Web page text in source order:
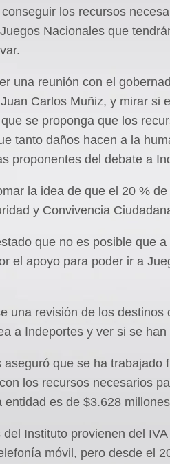
los recursos
Nacionales que
una reunión con el
Carlos Muñiz, y mirar si
se proponga que los
tanto daños hacen a la
proponentes del debate a
la idea de que el 20 %
y Convivencia
que no es posible que
el apoyo para poder ir a
una revisión de los destinos
a Indeportes y ver si se
que se ha trabajado
los recursos necesarios
es de $3.628
Instituto provienen del
móvil, pero desde el